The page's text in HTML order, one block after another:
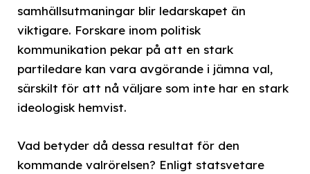
samhällsutmaningar blir ledarskapet än
viktigare. Forskare inom politisk
kommunikation pekar på att en stark
partiledare kan vara avgörande i jämna val,
särskilt för att nå väljare som inte har en stark
ideologisk hemvist.
Vad betyder då dessa resultat för den
kommande valrörelsen? Enligt statsvetare